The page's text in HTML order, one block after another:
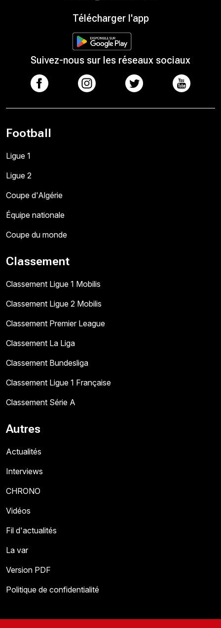
Télécharger l'app
Suivez-nous sur les réseaux sociaux
Football
Ligue 1
Ligue 2
Coupe d'Algérie
Équipe nationale
Coupe du monde
Classement
Classement Ligue 1 Mobilis
Classement Ligue 2 Mobilis
Classement Premier League
Classement La Liga
Classement Bundesliga
Classement Ligue 1 Française
Classement Série A
Autres
Actualités
Interviews
CHRONO
Vidéos
Fil d'actualités
La var
Version PDF
Politique de confidentialité